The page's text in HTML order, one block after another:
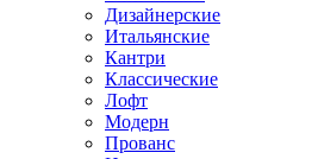
Дизайнерские
Итальянские
Кантри
Классические
Лофт
Модерн
Прованс